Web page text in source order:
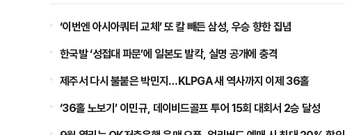
‘이번엔 아시아쿼터 교체’ 또 칼 빼든 삼성, 우승 향한 집념
한국발 ‘성접대 파문’에 일본도 발칵, 실명 공개에 충격
제주서 다시 불붙은 박민지…KLPGA 새 역사까지 이제 36홀
‘36홀 노보기’ 이민규, 데이비드골프 투어 15회 대회서 2승 달성